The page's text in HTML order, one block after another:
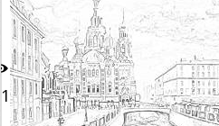
31